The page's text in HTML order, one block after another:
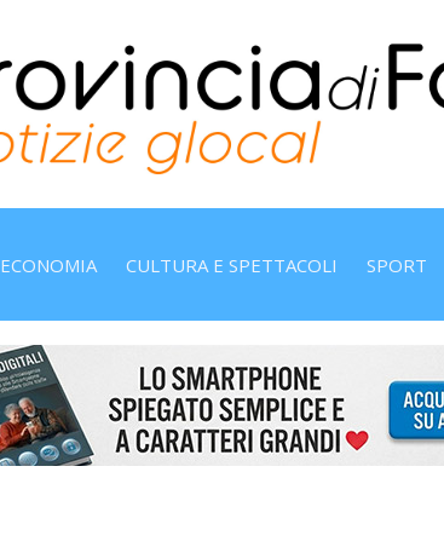
ECONOMIA CULTURA E SPETTACOLI SPORT